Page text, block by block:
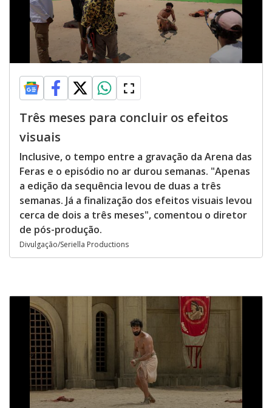
Três meses para concluir os efeitos
visuais
Inclusive, o tempo entre a gravação da Arena das
Feras e o episódio no ar durou semanas. "Apenas
a edição da sequência levou de duas a três
semanas. Já a finalização dos efeitos visuais levou
cerca de dois a três meses", comentou o diretor
de pós-produção.
Divulgação/Seriella Productions